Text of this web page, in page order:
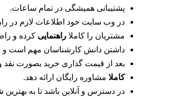
پشتیبانی همیشگی در تمام ساعات.
در وب سایت خود اطلاعات لازم در
مشتریان را کاملا راهنمایی کرده و
داشتن دانش کارشناسان مهم است و
بعد از قیمت گذاری خرید بصورت نقد
کاملا مشاوره رایگان ارائه دهد.
در دسترس و آنلاین باشد تا به